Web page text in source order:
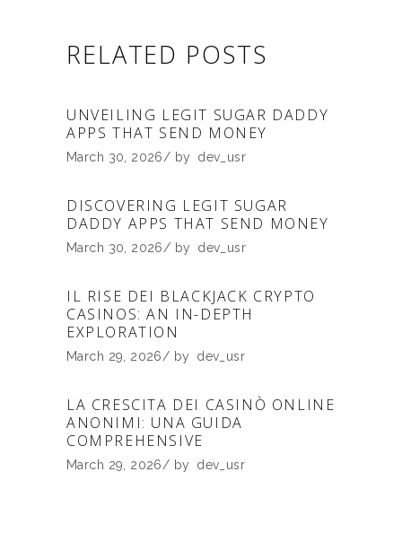
RELATED POSTS
UNVEILING LEGIT SUGAR DADDY
APPS THAT SEND MONEY
March 30, 2026 by dev_usr
DISCOVERING LEGIT SUGAR
DADDY APPS THAT SEND MONEY
March 30, 2026 by dev_usr
IL RISE DEI BLACKJACK CRYPTO
CASINOS: AN IN-DEPTH
EXPLORATION
March 29, 2026 by dev_usr
LA CRESCITA DEI CASINÒ ONLINE
ANONIMI: UNA GUIDA
COMPREHENSIVE
March 29, 2026 by dev_usr